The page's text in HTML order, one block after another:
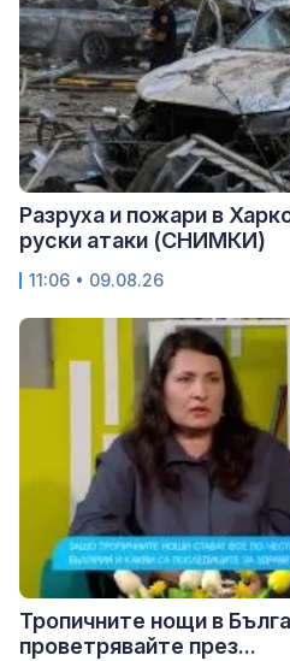
Разруха и пожари в
руски атаки (СНИМКИ)
11:06 • 09.08.26
Тропичните нощи в
проветрявайте през...